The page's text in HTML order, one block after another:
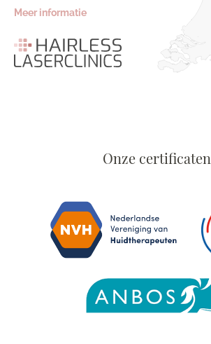
Meer informatie
Onze certificaten